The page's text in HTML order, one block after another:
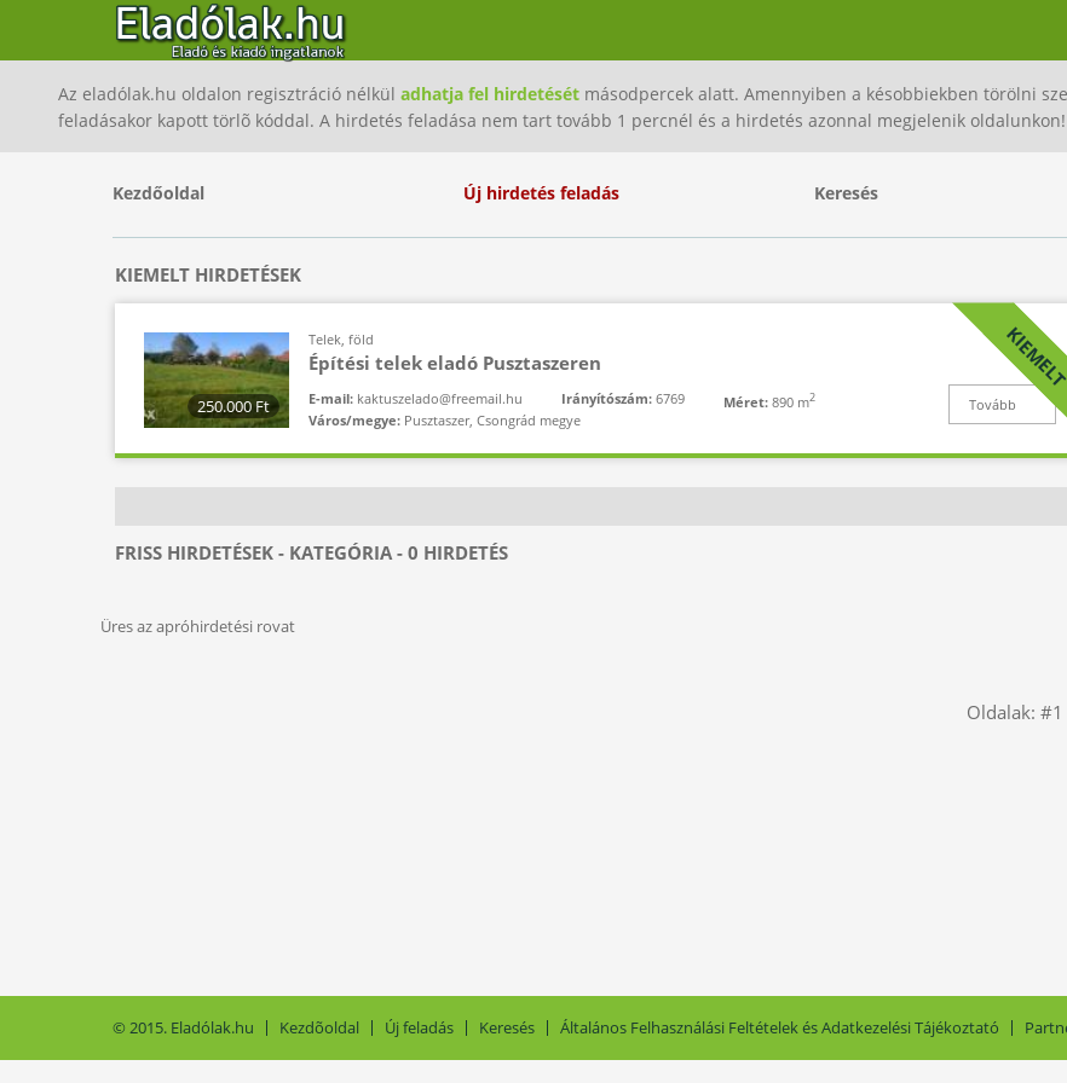
Az eladólak.hu oldalon regisztráció nélkül adhatja fel hirdetését másodpercek alatt. Amennyiben a késobbiekben törölni
feladásakor kapott törlõ kóddal. A hirdetés feladása nem tart tovább 1 percnél és a hirdetés azonnal megjelenik oldalunkon!
Kezdőoldal Új hirdetés feladás Keresés
KIEMELT HIRDETÉSEK
250.000 Ft
Telek, föld
Építési telek eladó Pusztaszeren
E-mail: kaktuszelado@freemail.hu Irányítószám: 6769 Méret: 890 m2
Város/megye: Pusztaszer, Csongrád megye
Tovább
FRISS HIRDETÉSEK - KATEGÓRIA - 0 HIRDETÉS
Üres az apróhirdetési rovat
Oldalak: #1
© 2015. Eladólak.hu Kezdõoldal Új feladás Keresés Általános Felhasználási Feltételek és Adatkezelési Tájékoztató